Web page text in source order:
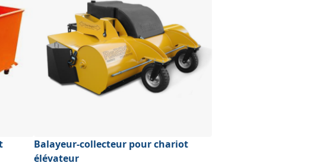
Balayeur-collecteur pour chariot
élévateur